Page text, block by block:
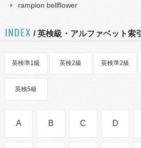
rampion bellflower
INDEX / 英検級・アルファベット索引
英検準1級 英検2級 英検準2級
英検5級
A B C D